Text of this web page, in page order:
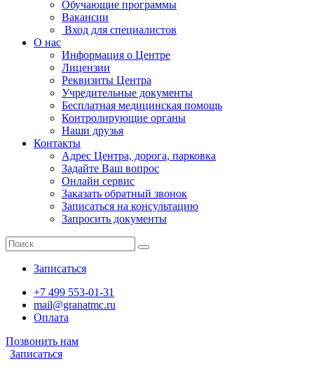
Обучающие программы
Вакансии
Вход для специалистов
О нас
Информация о Центре
Лицензии
Реквизиты Центра
Учредительные документы
Бесплатная медицинская помощь
Контролирующие органы
Наши друзья
Контакты
Адрес Центра, дорога, парковка
Задайте Ваш вопрос
Онлайн сервис
Заказать обратный звонок
Записаться на консультацию
Запросить документы
Записаться
+7 499 553-01-31
mail@granatmc.ru
Оплата
Позвонить нам
Записаться